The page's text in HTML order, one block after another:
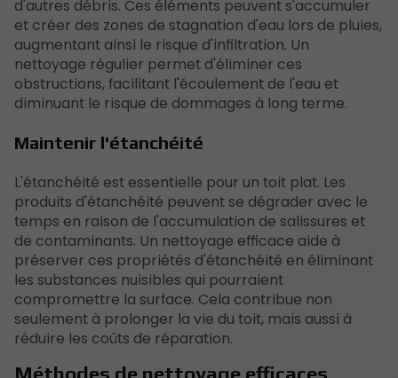
d'autres débris. Ces éléments peuvent s'accumuler
et créer des zones de stagnation d'eau lors de pluies,
augmentant ainsi le risque d'infiltration. Un
nettoyage régulier permet d'éliminer ces
obstructions, facilitant l'écoulement de l'eau et
diminuant le risque de dommages à long terme.
Maintenir l'étanchéité
L'étanchéité est essentielle pour un toit plat. Les
produits d'étanchéité peuvent se dégrader avec le
temps en raison de l'accumulation de salissures et
de contaminants. Un nettoyage efficace aide à
préserver ces propriétés d'étanchéité en éliminant
les substances nuisibles qui pourraient
compromettre la surface. Cela contribue non
seulement à prolonger la vie du toit, mais aussi à
réduire les coûts de réparation.
Méthodes de nettoyage efficaces